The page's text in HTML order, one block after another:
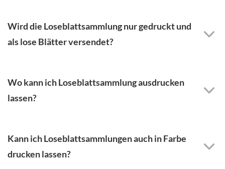
Wird die Loseblattsammlung nur gedruckt und
als lose Blätter versendet?
Wo kann ich Loseblattsammlung ausdrucken
lassen?
Kann ich Loseblattsammlungen auch in Farbe
drucken lassen?